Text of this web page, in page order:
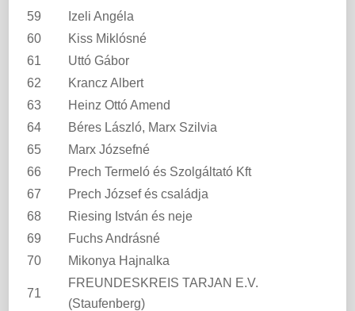
59
Izeli Angéla
60
Kiss Miklósné
61
Uttó Gábor
62
Krancz Albert
63
Heinz Ottó Amend
64
Béres László, Marx Szilvia
65
Marx Józsefné
66
Prech Termeló és Szolgáltató Kft
67
Prech József és családja
68
Riesing István és neje
69
Fuchs Andrásné
70
Mikonya Hajnalka
71
FREUNDESKREIS TARJAN E.V.
(Staufenberg)